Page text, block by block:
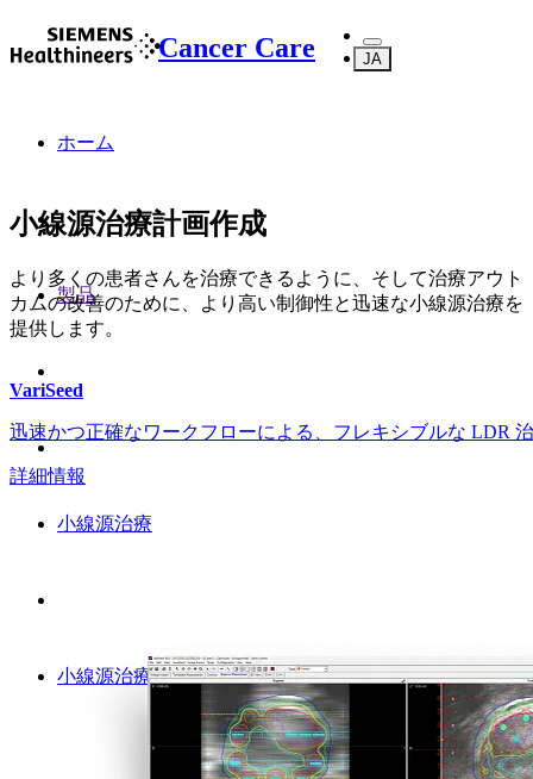
Cancer Care JA
ホーム
製品
小線源治療
小線源治療計画作成
小線源治療計画作成
より多くの患者さんを治療できるように、そして治療アウト
カムの改善のために、より高い制御性と迅速な小線源治療を
提供します。
VariSeed
迅速かつ正確なワークフローによる、フレキシブルな LDR
詳細情報